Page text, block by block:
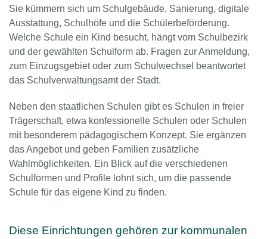
Sie kümmern sich um Schulgebäude, Sanierung, digitale
Ausstattung, Schulhöfe und die Schülerbeförderung.
Welche Schule ein Kind besucht, hängt vom Schulbezirk
und der gewählten Schulform ab. Fragen zur Anmeldung,
zum Einzugsgebiet oder zum Schulwechsel beantwortet
das Schulverwaltungsamt der Stadt.
Neben den staatlichen Schulen gibt es Schulen in freier
Trägerschaft, etwa konfessionelle Schulen oder Schulen
mit besonderem pädagogischem Konzept. Sie ergänzen
das Angebot und geben Familien zusätzliche
Wahlmöglichkeiten. Ein Blick auf die verschiedenen
Schulformen und Profile lohnt sich, um die passende
Schule für das eigene Kind zu finden.
Diese Einrichtungen gehören zur kommunalen